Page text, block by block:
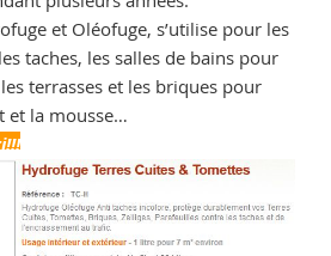
et Oléofuge, s’utilise pour les
taches, les salles de bains pour
terrasses et les briques pour
et la mousse…